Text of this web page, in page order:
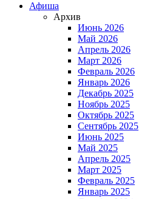
Афиша
Архив
Июнь 2026
Май 2026
Апрель 2026
Март 2026
Февраль 2026
Январь 2026
Декабрь 2025
Ноябрь 2025
Октябрь 2025
Сентябрь 2025
Июнь 2025
Май 2025
Апрель 2025
Март 2025
Февраль 2025
Январь 2025